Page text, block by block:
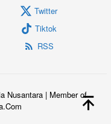
Twitter
Tiktok
RSS
Nusantara | Member of